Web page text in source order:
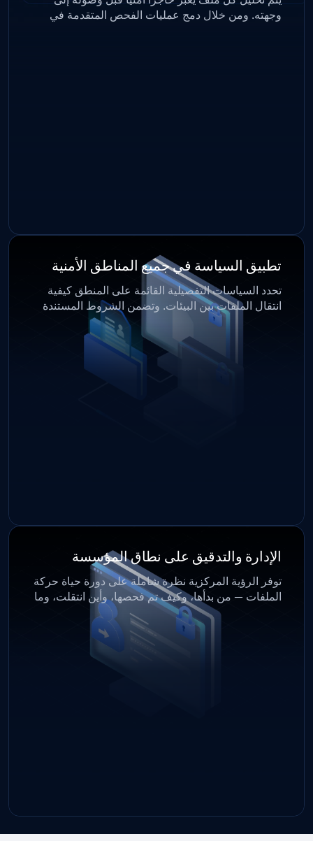
وجهته. ومن خلال دمج عمليات الفحص المتقدمة في
تطبيق السياسة في جميع المناطق الأمنية
تحدد السياسات التفصيلية القائمة على المنطق كيفية
انتقال الملفات بين البيئات. وتضمن الشروط المستندة
إلى البيانات الوصفية وأدوار المستخدمين ومستوى
المخاطر أن يتم نقل الملفات فقط عند استيفاء معايير
الأمان والامتثال والمعايير التشغيلية.
الإدارة والتدقيق على نطاق المؤسسة
توفر الرؤية المركزية نظرة شاملة على دورة حياة حركة
الملفات — من بدأها، وكيف تم فحصها، وأين انتقلت، وما
إذا تم تطبيق السياسات — مما يدعم الامتثال للوائح
التنظيمية والرقابة التنفيذية.